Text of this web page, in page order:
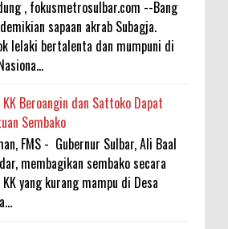
, fokusmetrosulbar.com --Bang
sapaan akrab Subagja.
lelaki bertalenta dan mumpuni di
Beroangin dan Sattoko Dapat
Sembako
FMS - Gubernur Sulbar, Ali Baal
membagikan sembako secara
yang kurang mampu di Desa